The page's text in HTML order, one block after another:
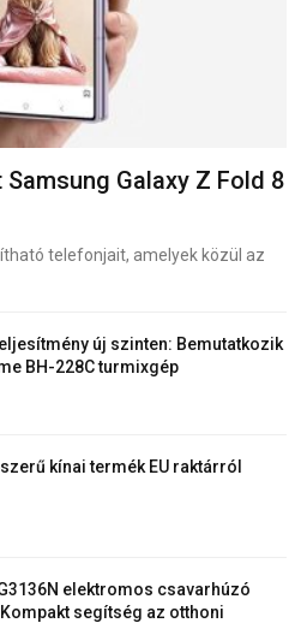
Galaxy Z Fold 8
telefonjait, amelyek közül az
új szinten: Bemutatkozik
BH-228C turmixgép
kínai termék EU raktárról
elektromos csavarhúzó
segítség az otthoni